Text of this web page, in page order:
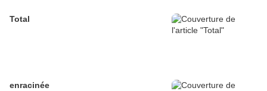
Total
enracinée